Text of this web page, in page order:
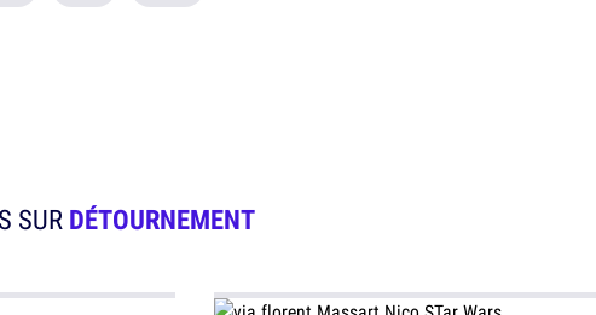
SURDÉTOURNEMENT